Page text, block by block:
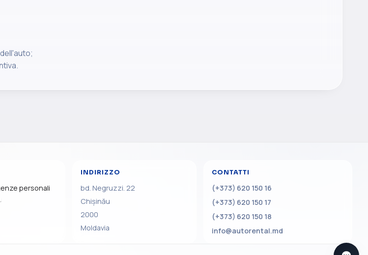
personali
INDIRIZZO
bd. Negruzzi. 22
Chișinău
2000
Moldavia
CONTATTI
(+373) 620 150 16
(+373) 620 150 17
(+373) 620 150 18
info@autorental.md